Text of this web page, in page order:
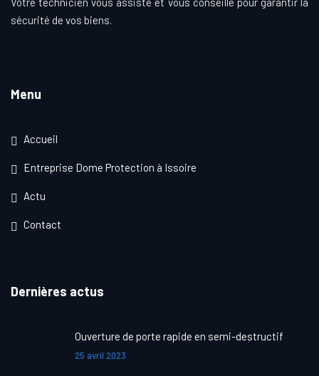
sécurité de vos biens.
Menu
Accueil
Entreprise Dome Protection à Issoire
Actu
Contact
Dernières actus
Ouverture de porte rapide en semi-destructif
25 avril 2023